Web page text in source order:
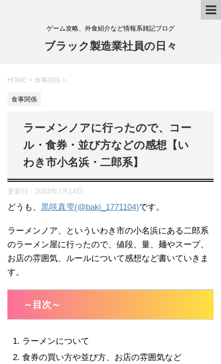
ゲーム攻略、外食紹介など情報系雑記ブログ
ブラック製造業社員の日々
HOME > 食事関係 >
食事関係
ラーメンノアに行ったので、コー
ル・食券・並び方などの感想【い
わき市小名浜・二郎系】
更新日： 2022年7月14日
どうも、 黒咲真雫(@baki_1771104)です。
ラーメンノア、といういわき市の小名浜にある二郎系
のラーメン屋に行ったので、値段、量、麺やスープ、
お店の雰囲気、ルールについて感想など書いていきま
す。
～目次～
ラーメンについて
食券の買い方や並び方、お店の雰囲気など